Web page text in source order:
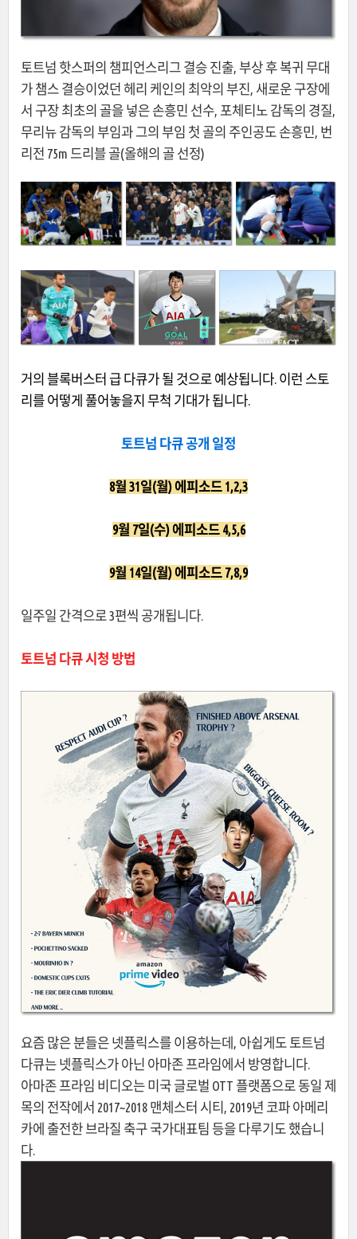
토트넘 핫스퍼의 챔피언스리그 결승 진출, 부상 후 복귀 무대
가 챔스 결승이었던 헤리 케인의 최악의 부진, 새로운 구장에
서 구장 최초의 골을 넣은 손흥민 선수, 포체티노 감독의 경질,
무리뉴 감독의 부임과 그의 부임 첫 골의 주인공도 손흥민, 번
리전 75m 드리블 골(올해의 골 선정)
거의 블록버스터 급 다큐가 될 것으로 예상됩니다. 이런 스토
리를 어떻게 풀어놓을지 무척 기대가 됩니다.
토트넘 다큐 공개 일정
8월 31일(월) 에피소드 1,2,3
9월 7일(수) 에피소드 4,5,6
9월 14일(월) 에피소드 7,8,9
일주일 간격으로 3편씩 공개됩니다.
토트넘 다큐 시청 방법
요즘 많은 분들은 넷플릭스를 이용하는데, 아쉽게도 토트넘
다큐는 넷플릭스가 아닌 아마존 프라임에서 방영합니다.
아마존 프라임 비디오는 미국 글로벌 OTT 플랫폼으로 동일 제
목의 전작에서 2017~2018 맨체스터 시티, 2019년 코파 아메리
카에 출전한 브라질 축구 국가대표팀 등을 다루기도 했습니
다.